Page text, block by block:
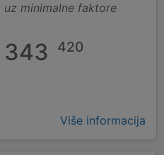
uz minimalne faktore
343 420
Više informacija